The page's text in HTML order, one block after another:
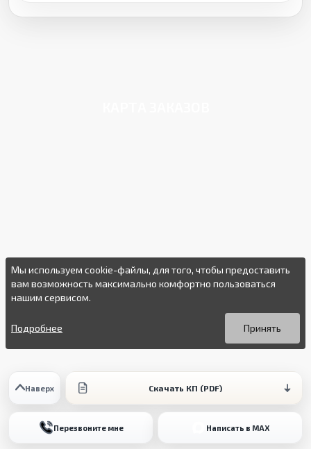
Наверх Скачать КП (PDF)
Перезвоните мне Написать в MAX
Мы используем cookie-файлы, для того, чтобы предоставить
вам возможность максимально комфортно пользоваться
нашим сервисом.
Вы можете подробнее прочитать о cookie-файлах в открытых
источниках или изменить настройки своего браузера.
Продолжая пользоваться данным сайтом без изменения
настроек вы даете согласие на использование ваших cookie-
Принять
Подробнее